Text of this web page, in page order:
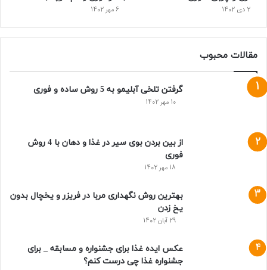
2 دی 1402 6 مهر 1402
مقالات محبوب
گرفتن تلخی آبلیمو به 5 روش ساده و فوری
10 مهر 1402
از بین بردن بوی سیر در غذا و دهان با 4 روش
فوری
18 مهر 1402
بهترین روش نگهداری مربا در فریزر و یخچال بدون
یخ زدن
29 آبان 1402
عکس ایده غذا برای جشنواره و مسابقه _ برای
جشنواره غذا چی درست کنم؟